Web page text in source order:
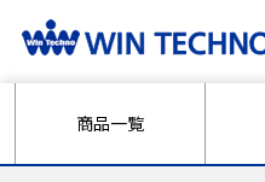
商品一覧